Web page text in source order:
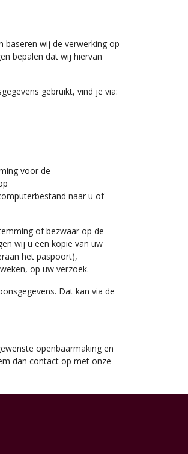
wij de verwerking op
bepalen dat wij hiervan
gebruikt, vind je via:
voor de
naar u of
of bezwaar op de
wij u een kopie van uw
het paspoort),
op uw verzoek.
Dat kan via de
openbaarmaking en
dan contact op met onze